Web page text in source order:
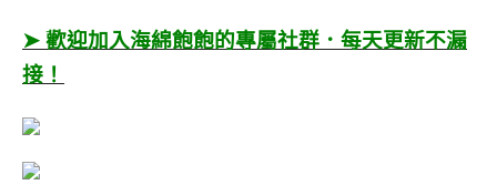
➤ 歡迎加入海綿飽飽的專屬社群．每天更新不漏
接！